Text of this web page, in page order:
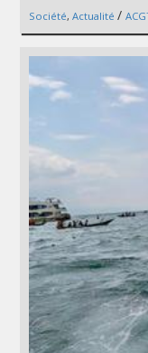
Société, Actualité /